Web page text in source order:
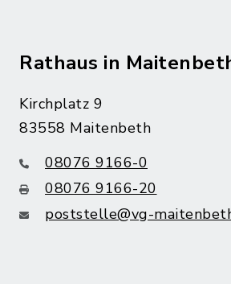
Rathaus in
Kirchplatz 9
83558 Maitenbeth
08076 9166-0
08076 9166-20
poststelle@vg-